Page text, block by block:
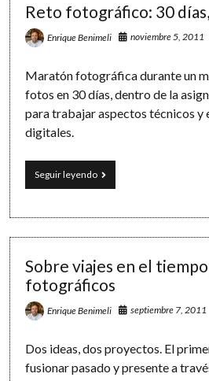
Reto fotográfico: 30
Enrique Benimeli noviembre 5, 2011
Maratón fotográfica durante un
fotos en 30 días, dentro de la
para trabajar aspectos técnicos y
digitales.
Seguir leyendoReto
fotográfico:
días,
Sobre viajes en el
fotográficos
Enrique Benimeli septiembre 7, 2011
Dos ideas, dos proyectos. El
fusionar pasado y presente a